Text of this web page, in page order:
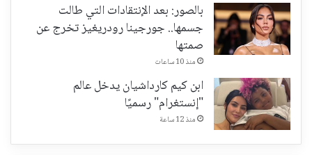
بالصور: بعد الإنتقادات التي طالت
جسمها.. جورجينا رودريغيز تخرج عن
صمتها
منذ 10 ساعات
ابن كيم كارداشيان يدخل عالم
"إنستغرام" رسميًا
منذ 12 ساعة